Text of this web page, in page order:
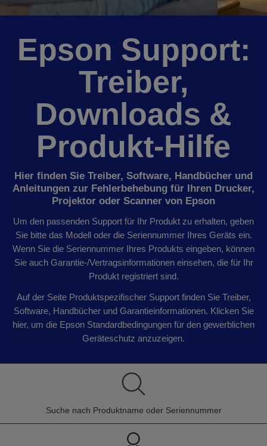
Epson Support:
Treiber,
Downloads &
Produkt-Hilfe
Hier finden Sie Treiber, Software, Handbücher und
Anleitungen zur Fehlerbehebung für Ihren Drucker,
Projektor oder Scanner von Epson
Um den passenden Support für Ihr Produkt zu erhalten, geben
Sie bitte das Modell oder die Seriennummer Ihres Geräts ein.
Wenn Sie die Seriennummer Ihres Produkts eingeben, können
Sie auch Garantie-/Vertragsinformationen einsehen, die für Ihr
Produkt registriert sind.
Auf der Seite Produktspezifischer Support finden Sie Treiber,
Software, Handbücher und Garantieinformationen. Klicken Sie
hier, um die Epson Standardbedingungen für den gewerblichen
Geräteschutz anzuzeigen.
Suche nach Produktname oder Seriennummer